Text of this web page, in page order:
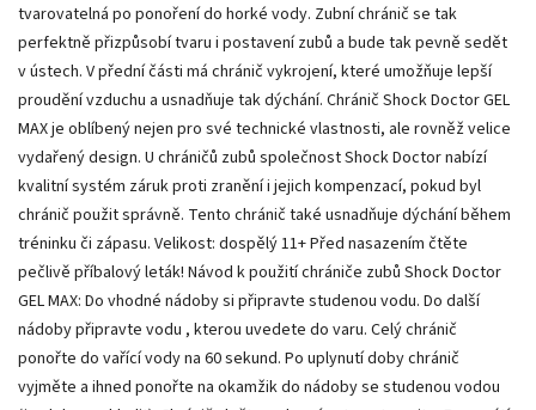
tvarovatelná po ponoření do horké vody. Zubní chránič se tak
perfektně přizpůsobí tvaru i postavení zubů a bude tak pevně sedět
v ústech. V přední části má chránič vykrojení, které umožňuje lepší
proudění vzduchu a usnadňuje tak dýchání. Chránič Shock Doctor GEL
MAX je oblíbený nejen pro své technické vlastnosti, ale rovněž velice
vydařený design. U chráničů zubů společnost Shock Doctor nabízí
kvalitní systém záruk proti zranění i jejich kompenzací, pokud byl
chránič použit správně. Tento chránič také usnadňuje dýchání během
tréninku či zápasu. Velikost: dospělý 11+ Před nasazením čtěte
pečlivě příbalový leták! Návod k použití chrániče zubů Shock Doctor
GEL MAX: Do vhodné nádoby si připravte studenou vodu. Do další
nádoby připravte vodu , kterou uvedete do varu. Celý chránič
ponořte do vařící vody na 60 sekund. Po uplynutí doby chránič
vyjměte a ihned ponořte na okamžik do nádoby se studenou vodou